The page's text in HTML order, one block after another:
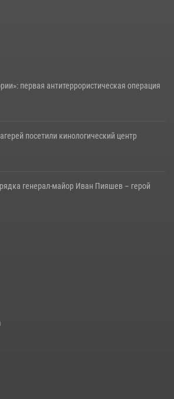
первая антитеррористическая операция
посетили кинологический центр
генерал-майор Иван Пияшев – герой